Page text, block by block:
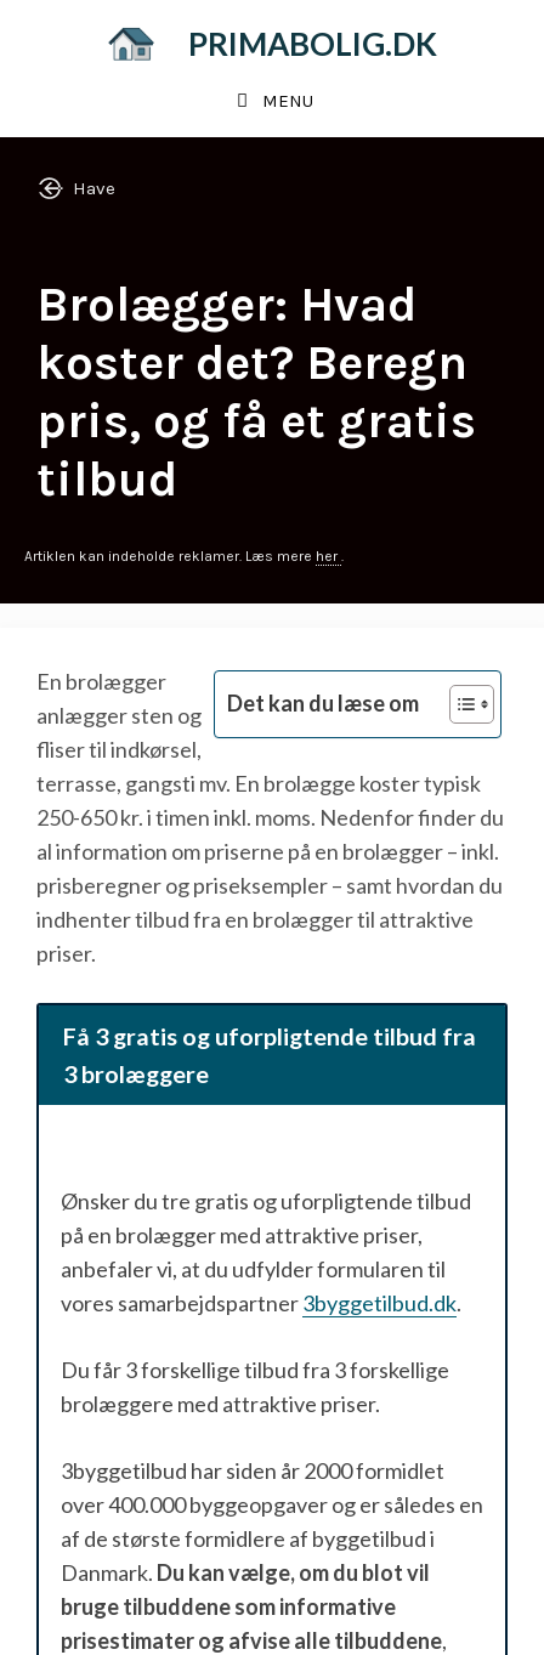
PRIMABOLIG.DK
MENU
Have
Brolægger: Hvad
koster det? Beregn
pris, og få et gratis
tilbud
Artiklen kan indeholde reklamer. Læs mere her.
Det kan du læse om
En brolægger
anlægger sten og
fliser til indkørsel,
terrasse, gangsti mv. En brolægge koster typisk
250-650 kr. i timen inkl. moms. Nedenfor finder du
al information om priserne på en brolægger – inkl.
prisberegner og priseksempler – samt hvordan du
indhenter tilbud fra en brolægger til attraktive
priser.
Få 3 gratis og uforpligtende tilbud fra
3 brolæggere
Ønsker du tre gratis og uforpligtende tilbud
på en brolægger med attraktive priser,
anbefaler vi, at du udfylder formularen til
vores samarbejdspartner3byggetilbud.dk.
Du får 3 forskellige tilbud fra 3 forskellige
brolæggere med attraktive priser.
3byggetilbud har siden år 2000 formidlet
over 400.000 byggeopgaver og er således en
af de største formidlere af byggetilbud i
Danmark. Du kan vælge, om du blot vil
bruge tilbuddene som informative
prisestimater og afvise alle tilbuddene,